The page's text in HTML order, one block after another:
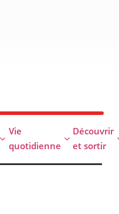
Vie
quotidienne
Découvrir
et sortir